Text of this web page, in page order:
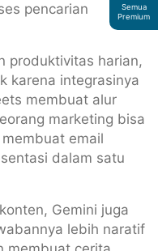
pencarian
produktivitas harian,
karena integrasinya
membuat alur
marketing bisa
email
dalam satu
Gemini juga
lebih naratif
Semua
Premium